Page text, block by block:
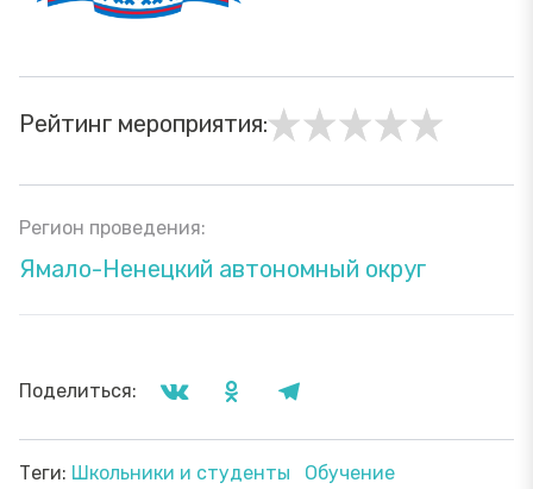
Рейтинг мероприятия:
Регион проведения:
Ямало-Ненецкий автономный округ
Поделиться:
Теги: Школьники и студенты Обучение